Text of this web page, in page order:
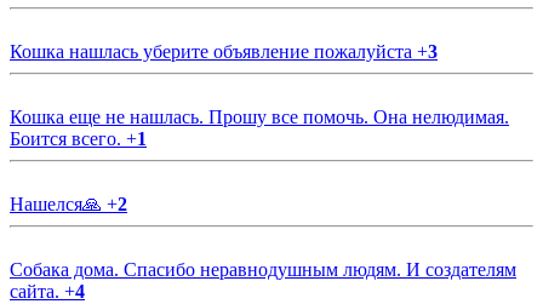
Кошка нашлась уберите объявление пожалуйста +3
Кошка еще не нашлась. Прошу все помочь. Она нелюдимая.
Боится всего. +1
Нашелся🙏 +2
Собака дома. Спасибо неравнодушным людям. И создателям
сайта. +4